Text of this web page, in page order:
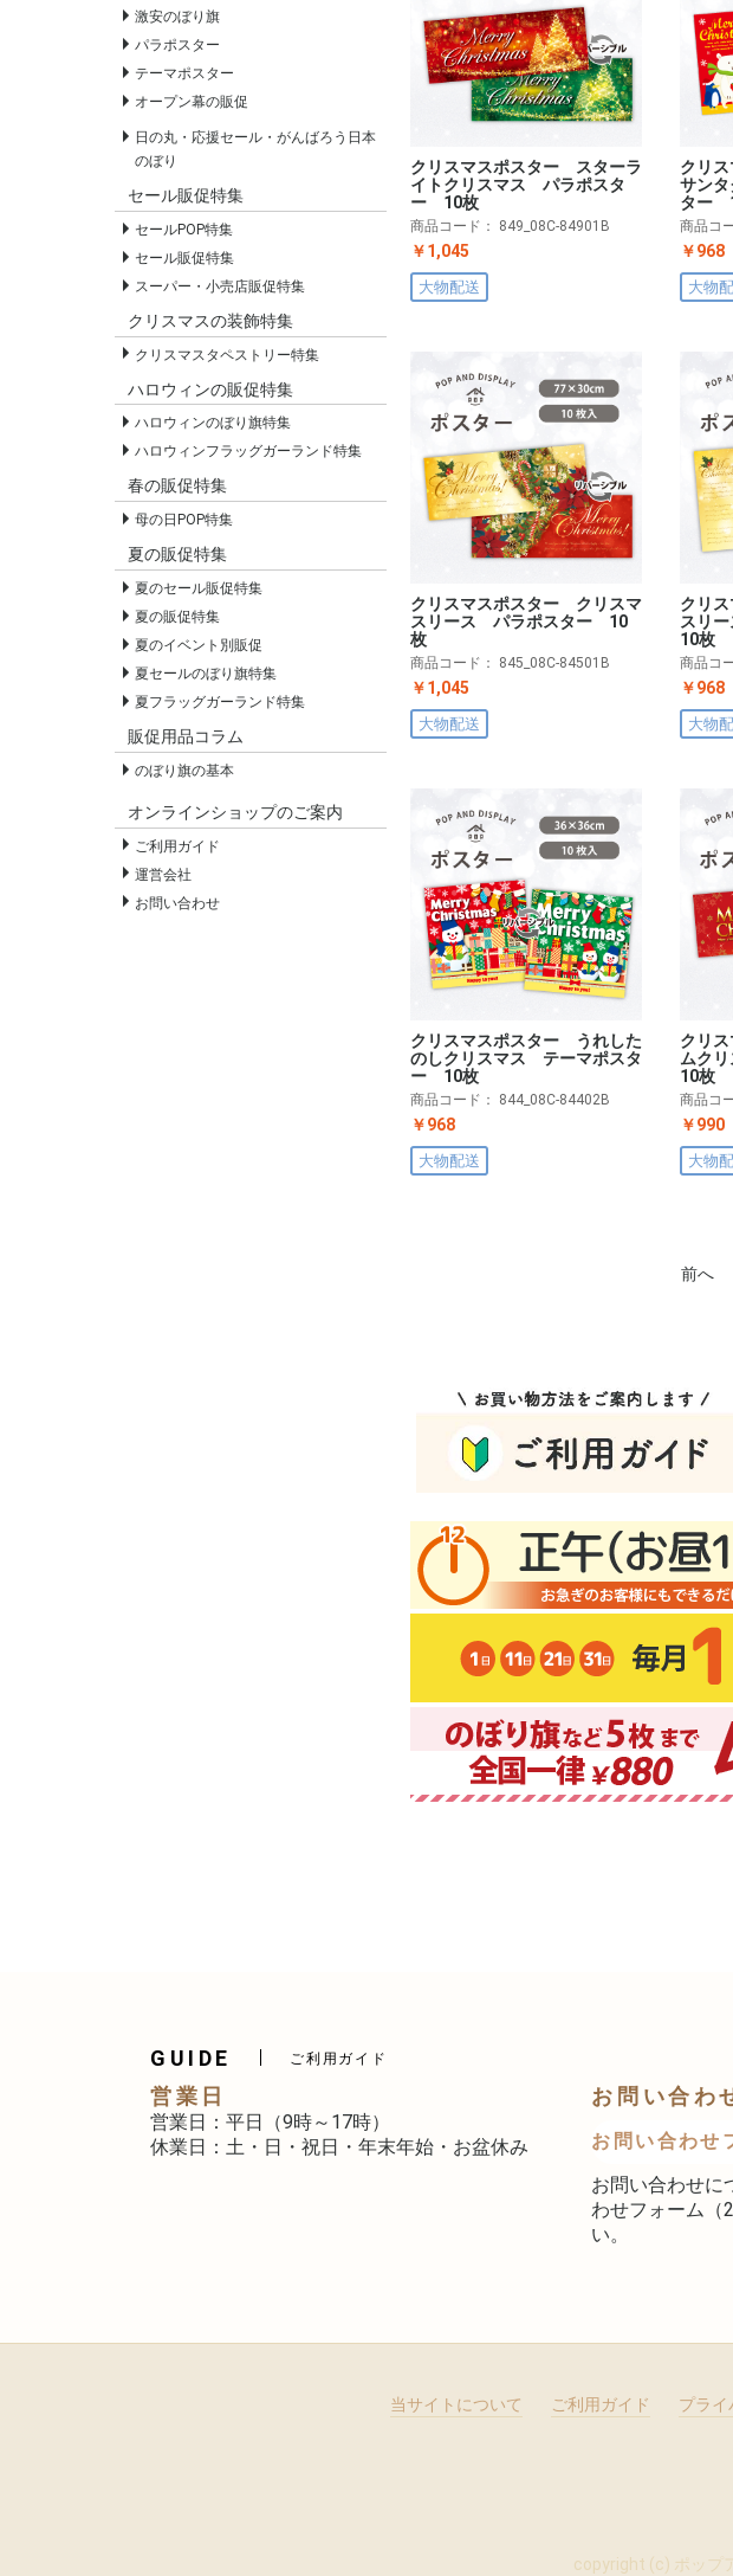
激安のぼり旗
パラポスター
テーマポスター
オープン幕の販促
日の丸・応援セール・がんばろう日本
のぼり
セール販促特集
セールPOP特集
セール販促特集
スーパー・小売店販促特集
クリスマスの装飾特集
クリスマスタペストリー特集
ハロウィンの販促特集
ハロウィンのぼり旗特集
ハロウィンフラッグガーランド特集
春の販促特集
母の日POP特集
夏の販促特集
夏のセール販促特集
夏の販促特集
夏のイベント別販促
夏セールのぼり旗特集
夏フラッグガーランド特集
販促用品コラム
のぼり旗の基本
オンラインショップのご案内
ご利用ガイド
運営会社
お問い合わせ
クリスマスポスター スターラ
イトクリスマス パラポスタ
ー 10枚
商品コード： 849_08C-84901B
￥1,045
大物配送
クリ
サン
ター
商品コ
￥968
大物
クリスマスポスター クリスマ
スリース パラポスター 10
枚
商品コード： 845_08C-84501B
￥1,045
大物配送
クリ
スリ
10枚
商品コ
￥968
大物
クリスマスポスター うれした
のしクリスマス テーマポスタ
ー 10枚
商品コード： 844_08C-84402B
￥968
大物配送
クリ
ムク
10枚
商品コ
￥990
大物
前へ
GUIDE ご利用ガイド
営業日
営業日：平日（9時～17時）
休業日：土・日・祝日・年末年始・お盆休み
お問い合わ
お問い合わせ
お問い合わせに
わせフォーム（
い。
当サイトについて ご利用ガイド プライ
copyright (c) ポップ